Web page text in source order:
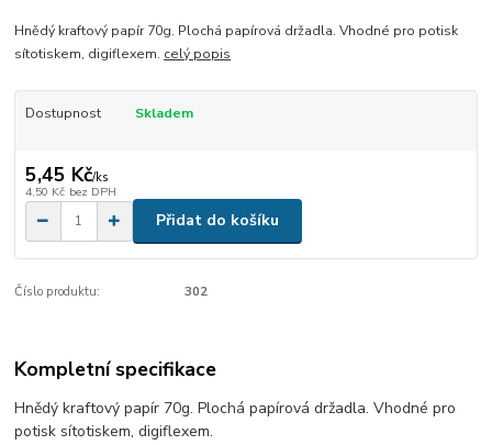
Hnědý kraftový papír 70g. Plochá papírová držadla. Vhodné pro potisk
sítotiskem, digiflexem. celý popis
Dostupnost Skladem
5,45 Kč/ks
4,50 Kč bez DPH
Přidat do košíku
Číslo produktu: 302
Kompletní specifikace
Hnědý kraftový papír 70g. Plochá papírová držadla. Vhodné pro
potisk sítotiskem, digiflexem.